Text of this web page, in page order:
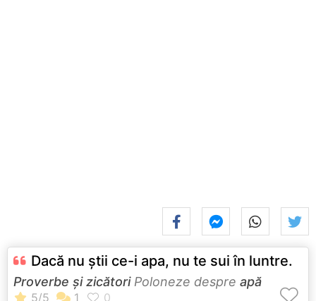
Dacă nu ştii ce-i apa, nu te sui în luntre.
Proverbe și zicătoriPoloneze despre apă